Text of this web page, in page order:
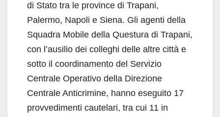
di Stato tra le province di Trapani,
Palermo, Napoli e Siena. Gli agenti della
Squadra Mobile della Questura di Trapani,
con l’ausilio dei colleghi delle altre città e
sotto il coordinamento del Servizio
Centrale Operativo della Direzione
Centrale Anticrimine, hanno eseguito 17
provvedimenti cautelari, tra cui 11 in